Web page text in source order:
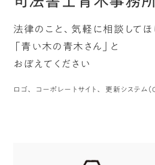
法律のこと、気軽に相談してほ
「青い木の青木さん」と
おぼえてください
ロゴ コーポレートサイト 更新システム（